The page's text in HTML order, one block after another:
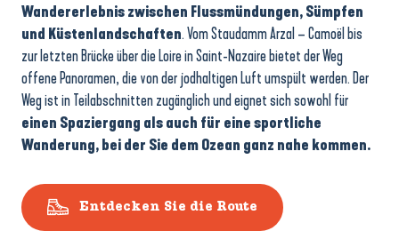
Wandererlebnis zwischen Flussmündungen, Sümpfen
und Küstenlandschaften. Vom Staudamm Arzal – Camoël bis
zur letzten Brücke über die Loire in Saint-Nazaire bietet der Weg
offene Panoramen, die von der jodhaltigen Luft umspült werden. Der
Weg ist in Teilabschnitten zugänglich und eignet sich sowohl für
einen Spaziergang als auch für eine sportliche
Wanderung, bei der Sie dem Ozean ganz nahe kommen.
Entdecken Sie die Route